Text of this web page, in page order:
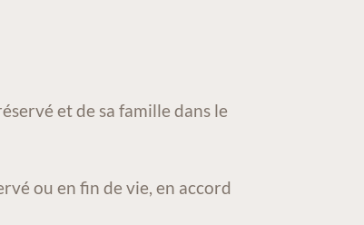
et de sa famille dans le
ou en fin de vie, en accord